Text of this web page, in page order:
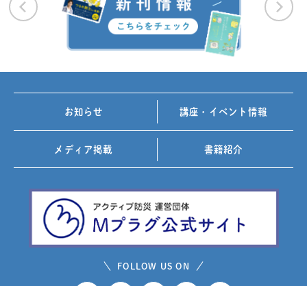
お知らせ 講座・イベント情報
メディア掲載 書籍紹介
FOLLOW US ON